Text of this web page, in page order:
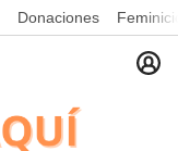
Donaciones